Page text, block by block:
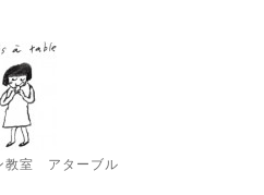
教室 アターブル